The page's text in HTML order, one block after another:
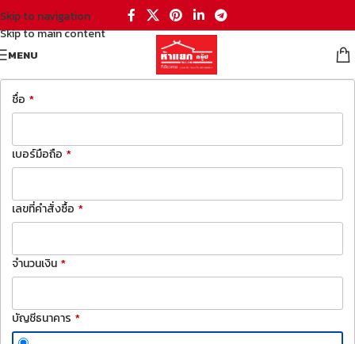
Skip to navigation
Skip to main content
MENU
ชื่อ *
เบอร์มือถือ *
เลขที่คำสั่งซื้อ *
จำนวนเงิน *
บัญชีธนาคาร *